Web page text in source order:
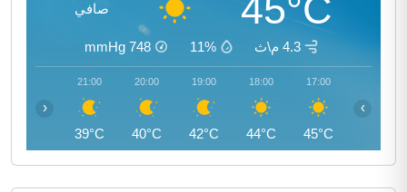
45°C صافي
4.3 م\ث 11%
748
mmHg
17:00
45°C
18:00
44°C
19:00
42°C
20:00
40°C
21:00
39°C
‹ ›